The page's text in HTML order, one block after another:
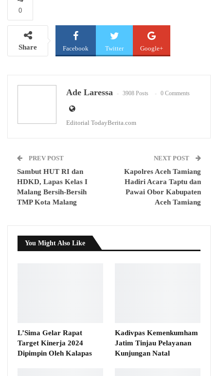
0
Share Facebook Twitter Google+
Ade Laressa 3908 Posts 0 Comments
Editorial TodayBerita.com
PREV POST
Sambut HUT RI dan
HDKD, Lapas Kelas I
Malang Bersih-Bersih
TMP Kota Malang
NEXT POST
Kapolres Aceh Tamiang
Hadiri Acara Taptu dan
Pawai Obor Kabupaten
Aceh Tamiang
You Might Also Like
L’Sima Gelar Rapat
Target Kinerja 2024
Dipimpin Oleh Kalapas
Kadivpas Kemenkumham
Jatim Tinjau Pelayanan
Kunjungan Natal